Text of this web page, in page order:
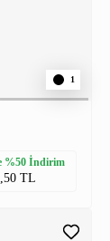
1
%50 İndirim
TL